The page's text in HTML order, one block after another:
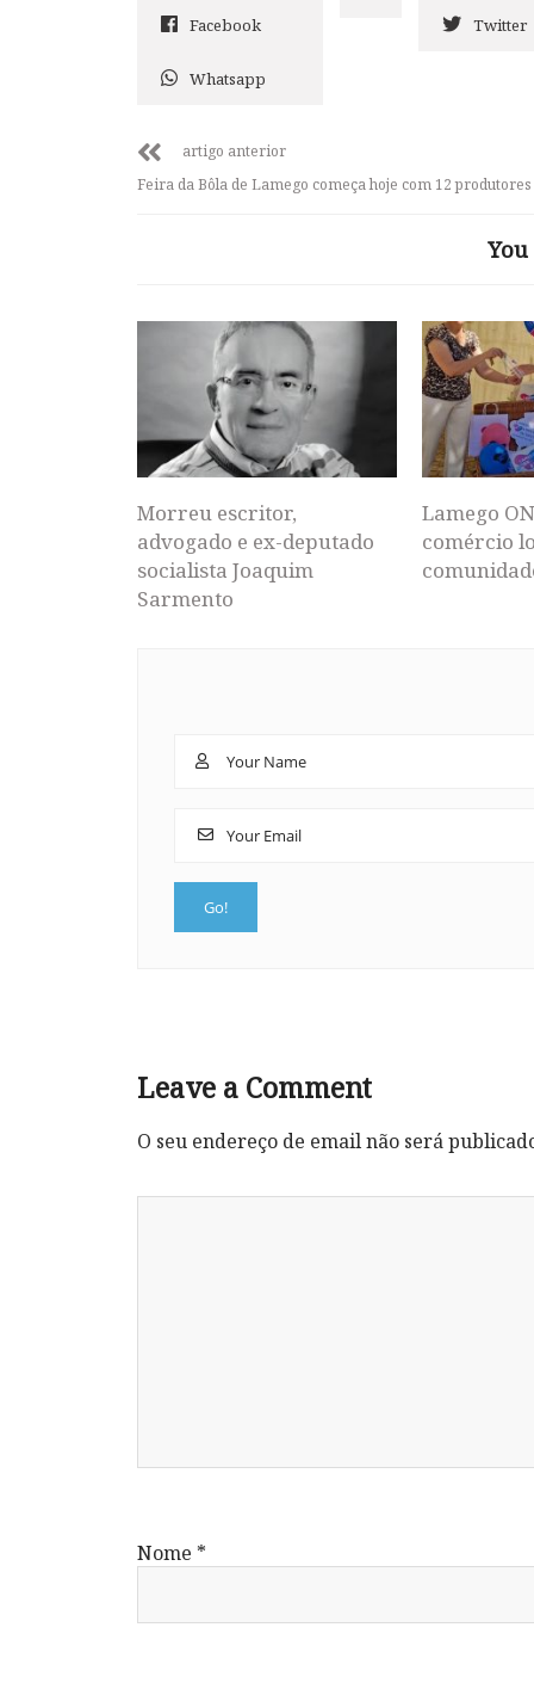
Facebook Twitter
Whatsapp
artigo anterior
Feira da Bôla de Lamego começa hoje com 12
Morreu escritor,
advogado e ex-deputado
socialista Joaquim
Sarmento
Lamego
comércio
Leave a Comment
O seu endereço de email não será
Nome *